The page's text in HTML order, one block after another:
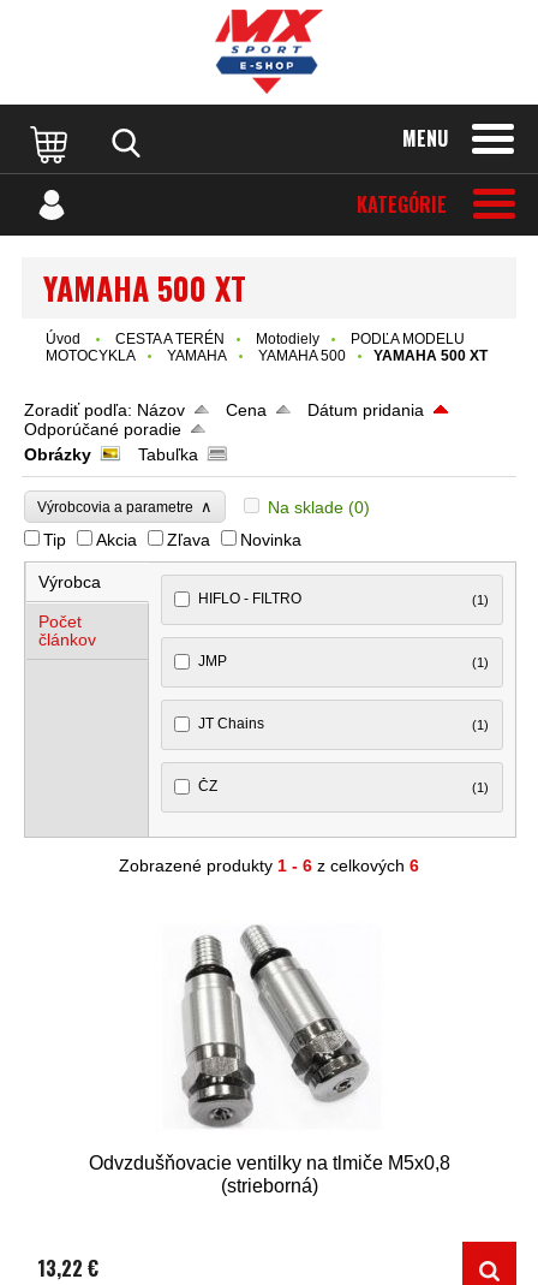
MENU
KATEGÓRIE
YAMAHA 500 XT
Úvod CESTA A TERÉN Motodiely
PODĽA MODELU
MOTOCYKLA
YAMAHA YAMAHA 500 YAMAHA 500 XT
Zoradiť podľa: Názov Cena
Dátum pridania
Odporúčané poradie
Obrázky
Tabuľka
Výrobcovia a parametre ∧ Na sklade (0)
Tip
Akcia Zľava Novinka
Výrobca
Počet
článkov
HIFLO - FILTRO (1)
JMP (1)
JT Chains (1)
ČZ (1)
Zobrazené produkty 1 - 6 z celkových 6
Odvzdušňovacie ventilky na tlmiče M5x0,8
(strieborná)
13,22 €